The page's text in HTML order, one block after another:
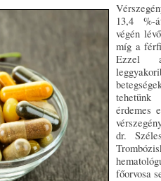
13,4 %-
végén
míg a
Ezzel
érdemes
dr.
főorvosa